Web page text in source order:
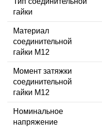
гайки
Материал
соединительной
гайки M12
Момент затяжки
соединительной
гайки M12
Номинальное
напряжение